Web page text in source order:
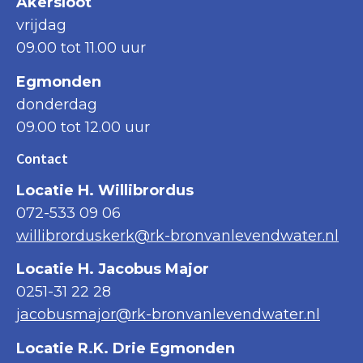
vrijdag
09.00 tot 11.00 uur
Egmonden
donderdag
09.00 tot 12.00 uur
Contact
Locatie H. Willibrordus
072-533 09 06
willibrorduskerk@rk-bronvanlevendwater.nl
Locatie H. Jacobus Major
0251-31 22 28
jacobusmajor@rk-bronvanlevendwater.nl
Locatie R.K. Drie Egmonden